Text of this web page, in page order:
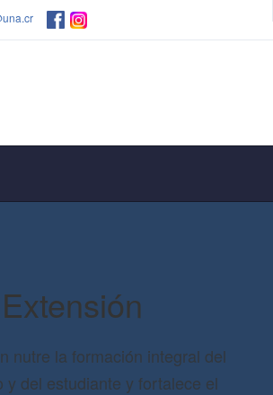
Extensión
nutre la formación integral del
y del estudiante y fortalece el